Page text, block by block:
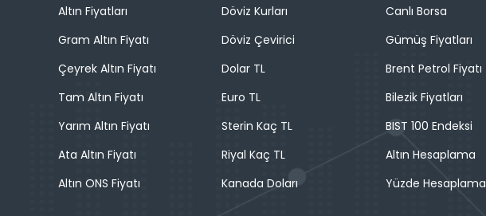
Altın Fiyatları
Gram Altın Fiyatı
Çeyrek Altın Fiyatı
Tam Altın Fiyatı
Yarım Altın Fiyatı
Ata Altın Fiyatı
Altın ONS Fiyatı
Döviz Kurları
Döviz Çevirici
Dolar TL
Euro TL
Sterin Kaç TL
Riyal Kaç TL
Kanada Doları
Canlı Borsa
Gümüş Fiyatları
Brent Petrol Fiyatı
Bilezik Fiyatları
BIST 100 Endeksi
Altın Hesaplama
Yüzde Hesaplama